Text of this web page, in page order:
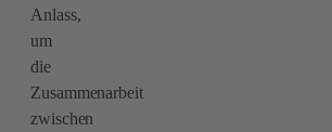
Anlass,
um
die
Zusammenarbeit
zwischen